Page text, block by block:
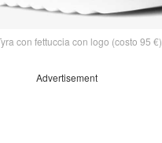
con fettuccia con logo (costo 95 €)
Advertisement